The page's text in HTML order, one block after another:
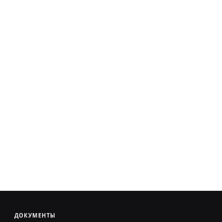
ДОКУМЕНТЫ